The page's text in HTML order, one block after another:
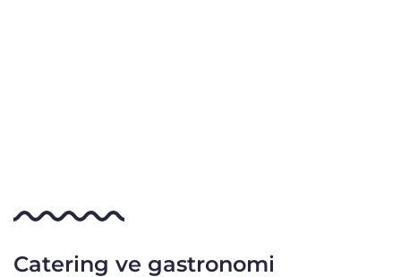
Catering ve gastronomi